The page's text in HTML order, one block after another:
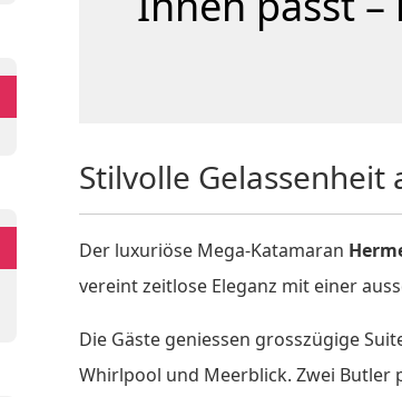
Stilvolle Gelassenheit
Der luxuriöse Mega-Katamaran
vereint zeitlose Eleganz mit einer
Die Gäste geniessen grosszügige
Whirlpool und Meerblick. Zwei Butler